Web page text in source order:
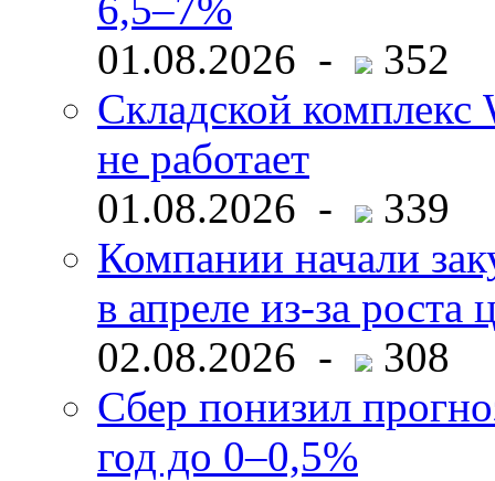
01.08.2026 -
352
Складской комплекс
не работает
01.08.2026 -
339
Компании начали
в апреле из-за роста
02.08.2026 -
308
Сбер понизил
год до 0–0,5%